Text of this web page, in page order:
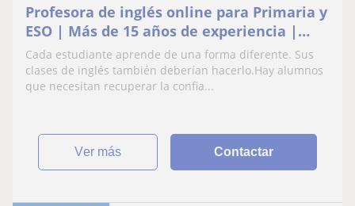
Profesora de inglés online para Primaria y
ESO | Más de 15 años de experiencia |
TEFL |Online
Cada estudiante aprende de una forma diferente. Sus
clases de inglés también deberían hacerlo.Hay alumnos
que necesitan recuperar la confia...
ver más Contactar